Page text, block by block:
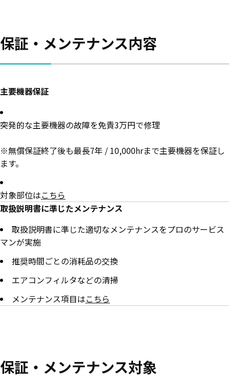
保証・メンテナンス内容
主要機器保証
突発的な主要機器の故障を免責3万円で修理
※無償保証終了後も最長7年 / 10,000hrまで主要機器を保証し
ます。
対象部位はこちら
取扱説明書に準じたメンテナンス
取扱説明書に準じた適切なメンテナンスをプロのサービス
マンが実施
推奨時間ごとの消耗品の交換
エアコンフィルタなどの清掃
メンテナンス項目はこちら
保証・メンテナンス対象